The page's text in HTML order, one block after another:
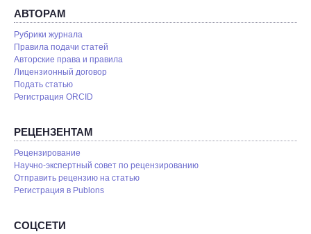
АВТОРАМ
Рубрики журнала
Правила подачи статей
Авторские права и правила
Лицензионный договор
Подать статью
Регистрация ORCID
РЕЦЕНЗЕНТАМ
Рецензирование
Научно-экспертный совет по рецензированию
Отправить рецензию на статью
Pегистрация в Publons
СОЦСЕТИ